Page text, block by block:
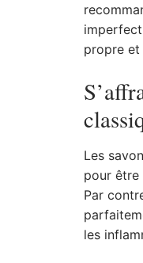
propre et
Les
pour être
Par
les